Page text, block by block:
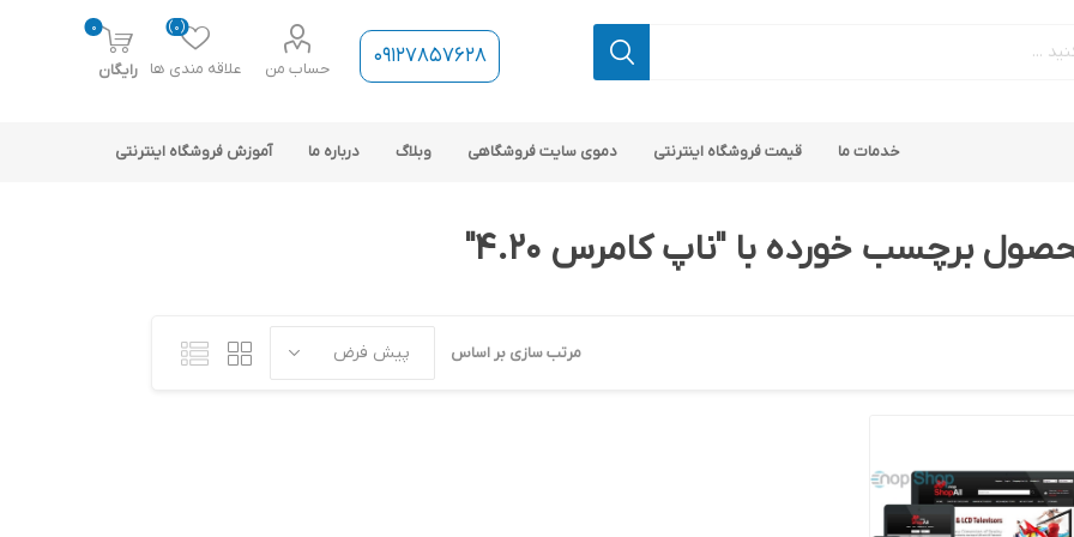
09127857628 حساب من علاقه مندی ها
(0)
0
رایگان
ارتباط فروشگاه با نرم افزار
خدمات ما قیمت فروشگاه اینترنتی دموی سایت فروشگاهی وبلاگ درباره ما آموزش فروشگاه اینترنتی
برچسب خورده با "ناپ کامرس 4.20"
مرتب سازی بر اساس